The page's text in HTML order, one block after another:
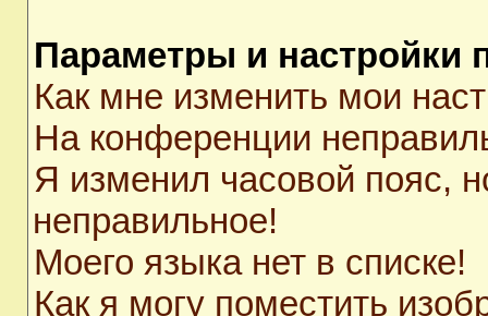
Параметры и настройки
Как мне изменить мои
На конференции
Я изменил часовой пояс,
неправильное!
Моего языка нет в списке!
Как я могу поместить